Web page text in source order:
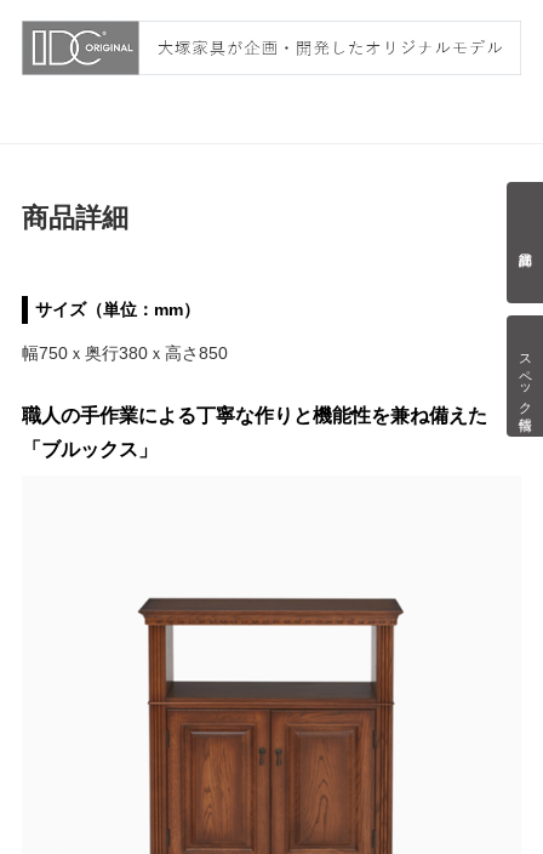
スペック情報
商品詳細
サイズ（単位：mm）
幅750ｘ奥行380ｘ高さ850
職人の手作業による丁寧な作りと機能性を兼ね備えた
「ブルックス」